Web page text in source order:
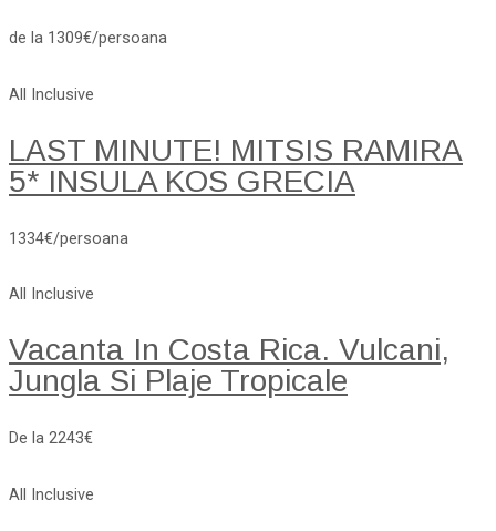
de la 1309€/persoana
All Inclusive
LAST MINUTE! MITSIS RAMIRA
5* INSULA KOS GRECIA
1334€/persoana
All Inclusive
Vacanta In Costa Rica. Vulcani,
Jungla Si Plaje Tropicale
De la 2243€
All Inclusive